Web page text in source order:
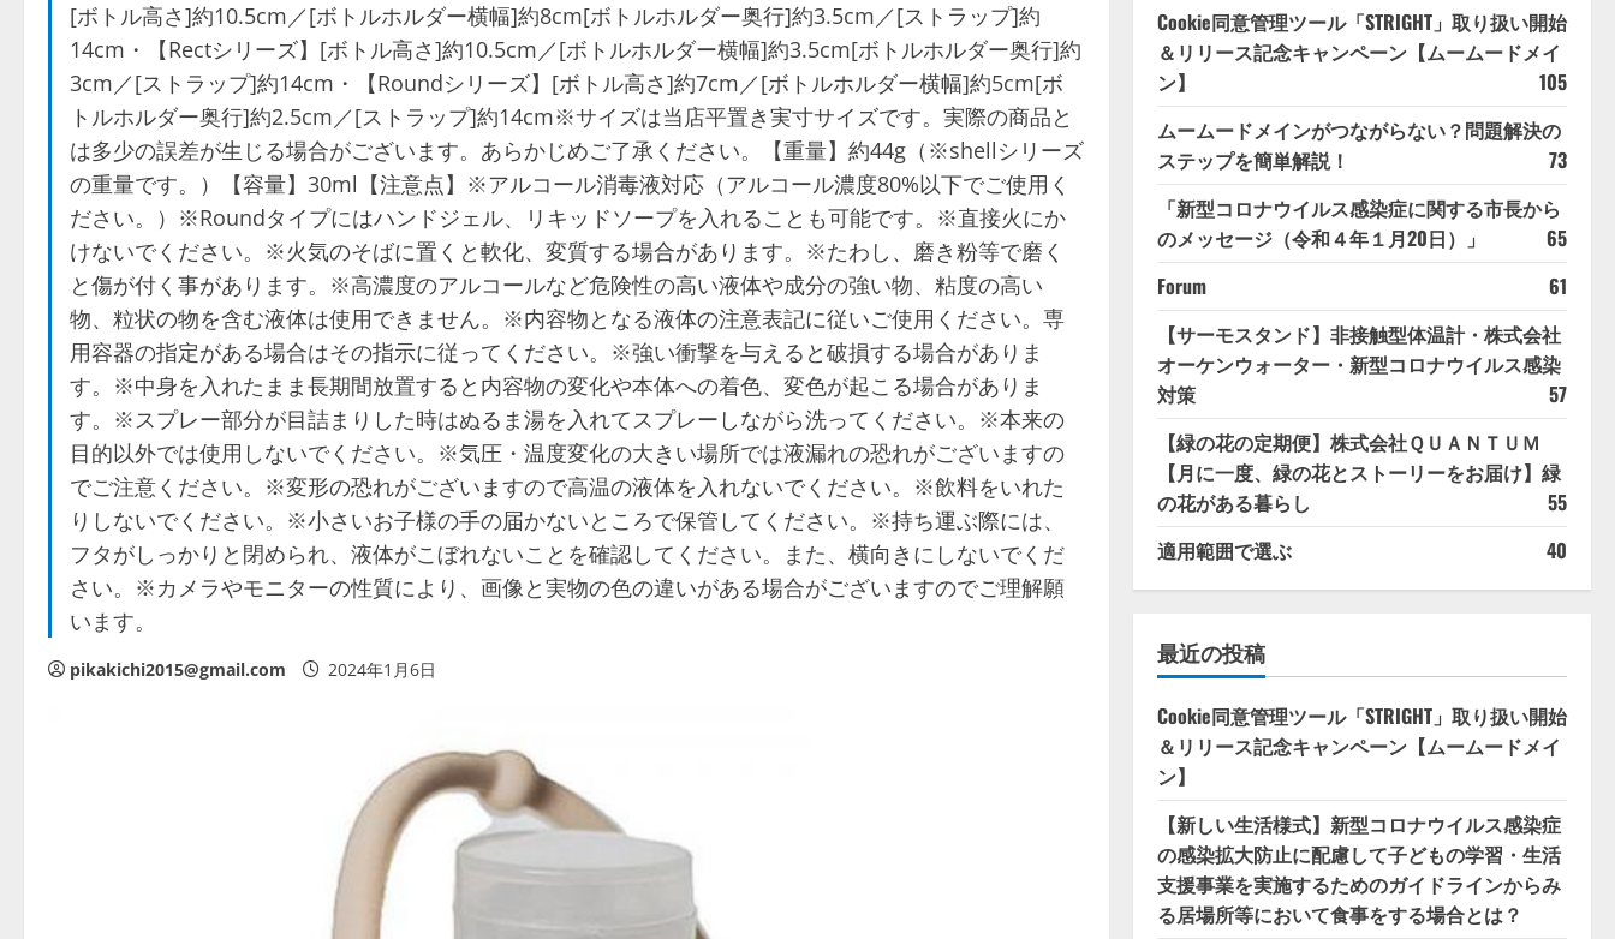
[ボトル高さ]約10.5cm／[ボトルホルダー横幅]約8cm[ボトルホルダー奥行]約3.5cm／[ストラップ]約
14cm・【Rectシリーズ】[ボトル高さ]約10.5cm／[ボトルホルダー横幅]約3.5cm[ボトルホルダー奥行]約
3cm／[ストラップ]約14cm・【Roundシリーズ】[ボトル高さ]約7cm／[ボトルホルダー横幅]約5cm[ボ
トルホルダー奥行]約2.5cm／[ストラップ]約14cm※サイズは当店平置き実寸サイズです。実際の商品と
は多少の誤差が生じる場合がございます。あらかじめご了承ください。【重量】約44g（※shellシリーズ
の重量です。）【容量】30ml【注意点】※アルコール消毒液対応（アルコール濃度80%以下でご使用く
ださい。）※Roundタイプにはハンドジェル、リキッドソープを入れることも可能です。※直接火にか
けないでください。※火気のそばに置くと軟化、変質する場合があります。※たわし、磨き粉等で磨く
と傷が付く事があります。※高濃度のアルコールなど危険性の高い液体や成分の強い物、粘度の高い
物、粒状の物を含む液体は使用できません。※内容物となる液体の注意表記に従いご使用ください。専
用容器の指定がある場合はその指示に従ってください。※強い衝撃を与えると破損する場合がありま
す。※中身を入れたまま長期間放置すると内容物の変化や本体への着色、変色が起こる場合がありま
す。※スプレー部分が目詰まりした時はぬるま湯を入れてスプレーしながら洗ってください。※本来の
目的以外では使用しないでください。※気圧・温度変化の大きい場所では液漏れの恐れがございますの
でご注意ください。※変形の恐れがございますので高温の液体を入れないでください。※飲料をいれた
りしないでください。※小さいお子様の手の届かないところで保管してください。※持ち運ぶ際には、
フタがしっかりと閉められ、液体がこぼれないことを確認してください。また、横向きにしないでくだ
さい。※カメラやモニターの性質により、画像と実物の色の違いがある場合がございますのでご理解願
います。
pikakichi2015@gmail.com 2024年1月6日
Cookie同意管理ツール「STRIGHT」取り扱い開始
＆リリース記念キャンペーン【ムームードメイ
ン】
105
ムームードメインがつながらない？問題解決の
ステップを簡単解説！
73
「新型コロナウイルス感染症に関する市長から
のメッセージ（令和４年１月20日）」
65
Forum
61
【サーモスタンド】非接触型体温計・株式会社
オーケンウォーター・新型コロナウイルス感染
対策
57
【緑の花の定期便】株式会社ＱＵＡＮＴＵＭ
【月に一度、緑の花とストーリーをお届け】緑
の花がある暮らし
55
適用範囲で選ぶ
40
最近の投稿
Cookie同意管理ツール「STRIGHT」取り扱い開始
＆リリース記念キャンペーン【ムームードメイ
ン】
【新しい生活様式】新型コロナウイルス感染症
の感染拡大防止に配慮して子どもの学習・生活
支援事業を実施するためのガイドラインからみ
る居場所等において食事をする場合とは？